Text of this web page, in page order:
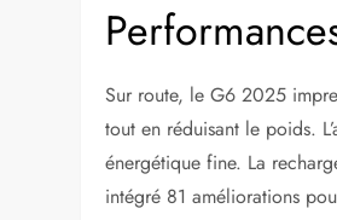
Sur route, le G6 2025
tout en réduisant le poids.
énergétique fine. La
intégré 81 améliorations